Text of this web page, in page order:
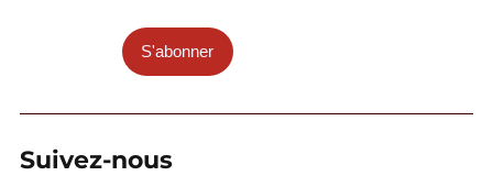
S'abonner
Suivez-nous